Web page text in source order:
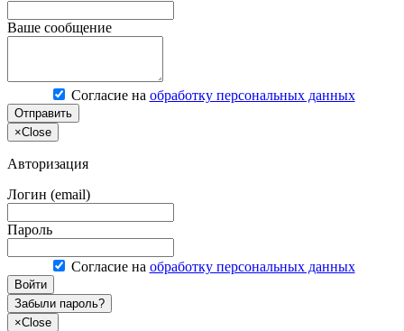
Ваше сообщение
Согласие на обработку персональных данных
Отправить
×Close
Авторизация
Логин (email)
Пароль
Согласие на обработку персональных данных
Войти
Забыли пароль?
×Close